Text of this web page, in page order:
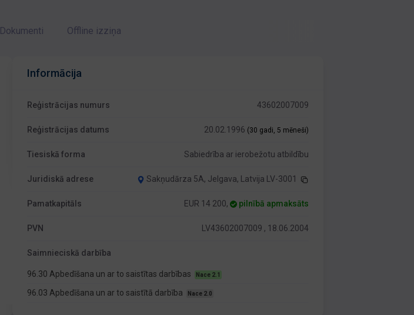
Dokumenti Offline izziņa
Informācija
Reģistrācijas numurs 43602007009
Reģistrācijas datums 20.02.1996 (30 gadi, 5 mēneši)
Tiesiskā forma Sabiedrība ar ierobežotu atbildību
Juridiskā adrese Sakņudārza 5A, Jelgava, Latvija LV-3001
Pamatkapitāls EUR 14 200, pilnībā apmaksāts
PVN LV43602007009 , 18.06.2004
Saimnieciskā darbība
96.30 Apbedīšana un ar to saistītas darbības Nace 2.1
96.03 Apbedīšana un ar to saistītā darbība Nace 2.0